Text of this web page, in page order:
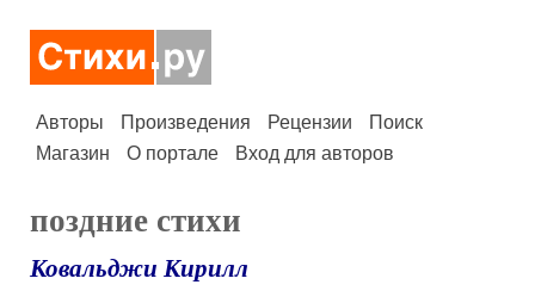
Авторы Произведения Рецензии
Поиск
Магазин
О портале Вход для авторов
поздние стихи
Ковальджи Кирилл